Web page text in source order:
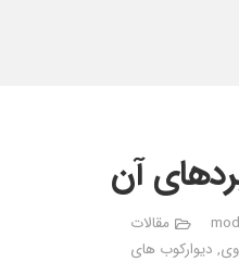
آن
مقالات
, دیوارکوب های